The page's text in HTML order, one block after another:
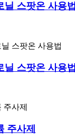
닐 스팟온 사용법
닐 스팟온 사용법
주사제